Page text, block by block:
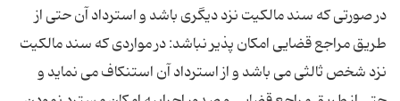
در صورتی که سند مالکیت نزد دیگری باشد و استرداد آن حتی از
طریق مراجع قضایی امکان پذیر نباشد: در مواردی که سند مالکیت
نزد شخص ثالثی می باشد و از استرداد آن استنکاف می نماید و